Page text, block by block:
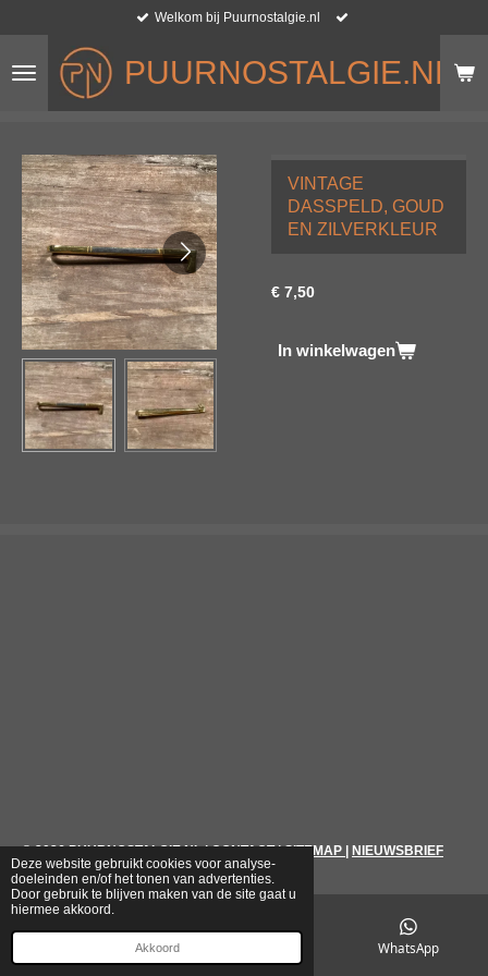
Deze website gebruikt cookies voor analyse-
doeleinden en/of het tonen van advertenties.
Door gebruik te blijven maken van de site gaat u
hiermee akkoord.
Akkoord
naar
hoofdinhoud
PUURNOSTALGIE.NL
Welkom bij Puurnostalgie.nl
VINTAGE
DASSPELD, GOUD
EN ZILVERKLEUR
€ 7,50
In winkelwagen
© 2026 PUURNOSTALGIE.NL|CONTACT|SITEMAP NIEUWSBRIEF
WhatsApp